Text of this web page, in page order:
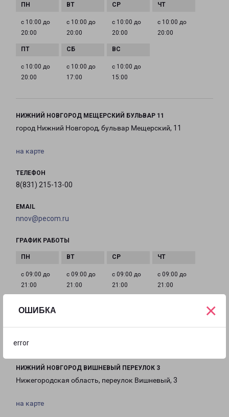
ОШИБКА
error
×
с 10:00 до
20:00
с 10:00 до
20:00
с 10:00 до
20:00
с 10:00 до
20:00
с 10:00 до
20:00
с 10:00 до
17:00
с 10:00 до
15:00
НИЖНИЙ НОВГОРОД МЕЩЕРСКИЙ БУЛЬВАР 11
город Нижний Новгород, бульвар Мещерский, 11
на карте
ТЕЛЕФОН
8(831) 215-13-00
EMAIL
nnov@pecom.ru
ГРАФИК РАБОТЫ
с 09:00 до
21:00
с 09:00 до
21:00
с 09:00 до
21:00
с 09:00 до
21:00
21:00
20:00
20:00
НИЖНИЙ НОВГОРОД ВИШНЕВЫЙ ПЕРЕУЛОК 3
Нижегородская область, переулок Вишневый, 3
на карте